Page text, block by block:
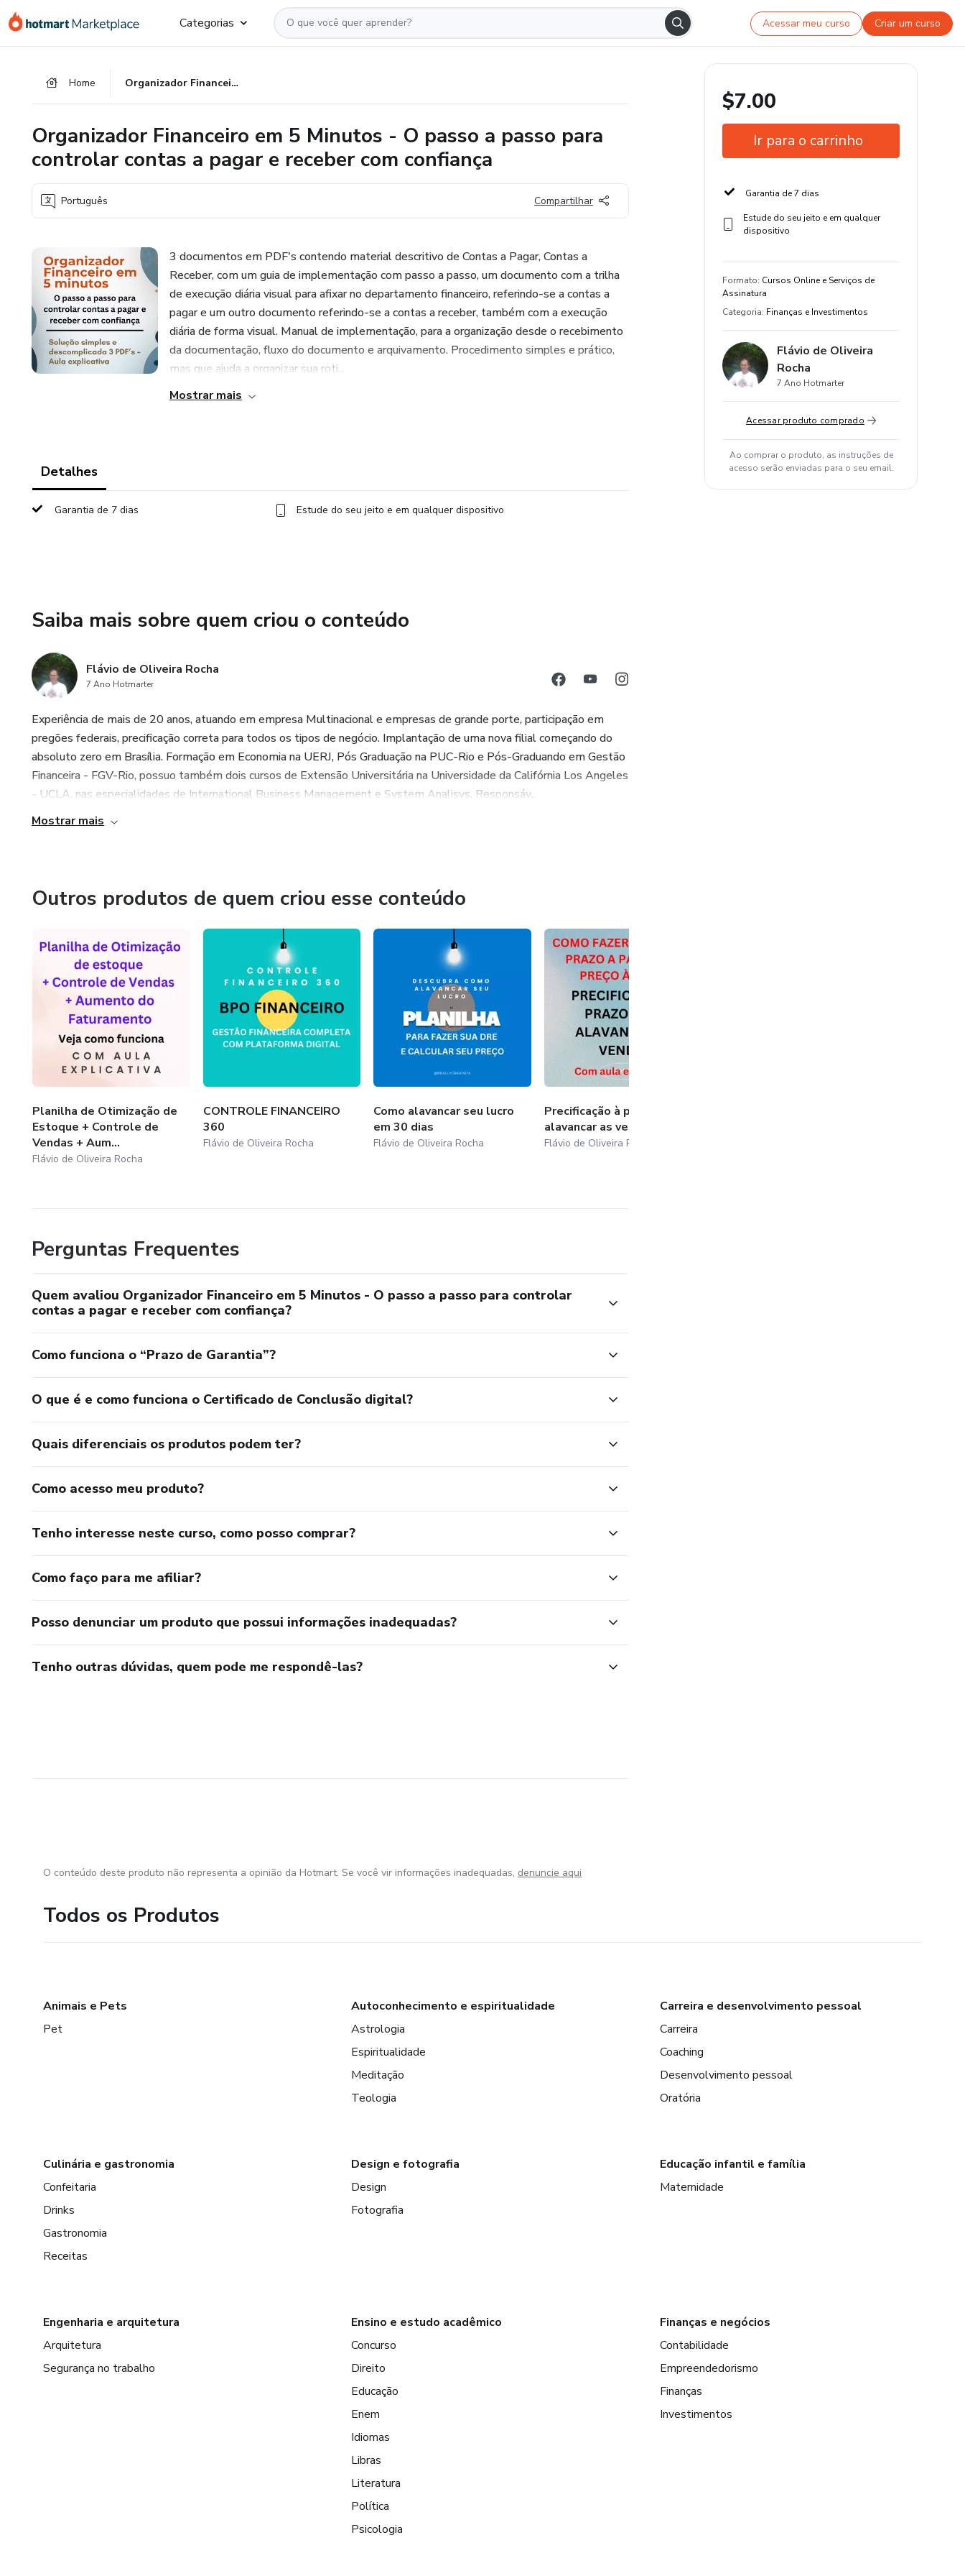
para
para
para
Categorias Acessar meu curso Criar um curso
Home Organizador Financeiro em 5 Minutos - O passo a passo para controlar contas a pagar e receber com confiança
Organizador Financeiro em 5 Minutos - O passo a passo para
controlar contas a pagar e receber com confiança
Português Compartilhar
3 documentos em PDF's contendo material descritivo de Contas a Pagar, Contas a
Receber, com um guia de implementação com passo a passo, um documento com a trilha
de execução diária visual para afixar no departamento financeiro, referindo-se a contas a
pagar e um outro documento referindo-se a contas a receber, também com a execução
diária de forma visual. Manual de implementação, para a organização desde o recebimento
da documentação, fluxo do documento e arquivamento. Procedimento simples e prático,
mas que ajuda a organizar sua roti...
Mostrar mais
Detalhes
Garantia de 7 dias Estude do seu jeito e em qualquer dispositivo
Saiba mais sobre quem criou o conteúdo
Flávio de Oliveira Rocha
7 Ano Hotmarter
Experiência de mais de 20 anos, atuando em empresa Multinacional e empresas de grande porte, participação em
pregões federais, precificação correta para todos os tipos de negócio. Implantação de uma nova filial começando do
absoluto zero em Brasília. Formação em Economia na UERJ, Pós Graduação na PUC-Rio e Pós-Graduando em Gestão
Financeira - FGV-Rio, possuo também dois cursos de Extensão Universitária na Universidade da Califórnia Los Angeles
- UCLA, nas especialidades de International Business Management e System Analisys. Responsáv...
Mostrar mais
Outros produtos de quem criou esse conteúdo
Planilha de Otimização de
Estoque + Controle de
Vendas + Aum...
Flávio de Oliveira Rocha
CONTROLE FINANCEIRO
360
Flávio de Oliveira Rocha
Como alavancar seu lucro
em 30 dias
Flávio de Oliveira Rocha
Precificação à prazo para
alavancar as vendas
Flávio de Oliveira Rocha
Perguntas Frequentes
Quem avaliou Organizador Financeiro em 5 Minutos - O passo a passo para controlar
contas a pagar e receber com confiança?
Como funciona o “Prazo de Garantia”?
O que é e como funciona o Certificado de Conclusão digital?
Quais diferenciais os produtos podem ter?
Como acesso meu produto?
Tenho interesse neste curso, como posso comprar?
Como faço para me afiliar?
Posso denunciar um produto que possui informações inadequadas?
Tenho outras dúvidas, quem pode me respondê-las?
$7.00
Ir para o carrinho
Garantia de 7 dias
Estude do seu jeito e em qualquer
dispositivo
Formato: Cursos Online e Serviços de
Assinatura
Categoria: Finanças e Investimentos
Flávio de Oliveira
Rocha
7 Ano Hotmarter
Acessar produto comprado
Ao comprar o produto, as instruções de
acesso serão enviadas para o seu email.
O conteúdo deste produto não representa a opinião da Hotmart. Se você vir informações inadequadas, denuncie aqui
Todos os Produtos
Animais e Pets
Pet
Autoconhecimento e espiritualidade
Astrologia
Espiritualidade
Meditação
Teologia
Carreira e desenvolvimento pessoal
Carreira
Coaching
Desenvolvimento pessoal
Oratória
Culinária e gastronomia
Confeitaria
Drinks
Gastronomia
Receitas
Design e fotografia
Design
Fotografia
Educação infantil e família
Maternidade
Engenharia e arquitetura
Arquitetura
Segurança no trabalho
Ensino e estudo acadêmico
Concurso
Direito
Educação
Enem
Idiomas
Libras
Literatura
Política
Psicologia
Finanças e negócios
Contabilidade
Empreendedorismo
Finanças
Investimentos